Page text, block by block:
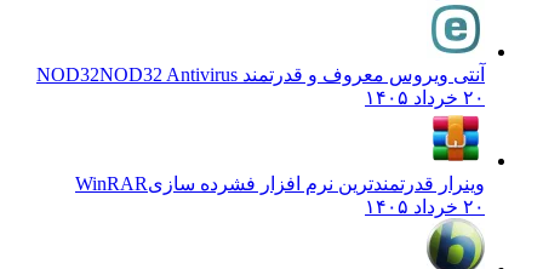
آنتی ویروس معروف و قدرتمند NOD32 NOD32 Antivirus
۲۰ خرداد ۱۴۰۵
وینرار قدرتمندترین نرم افزار فشرده سازیWinRAR
۲۰ خرداد ۱۴۰۵